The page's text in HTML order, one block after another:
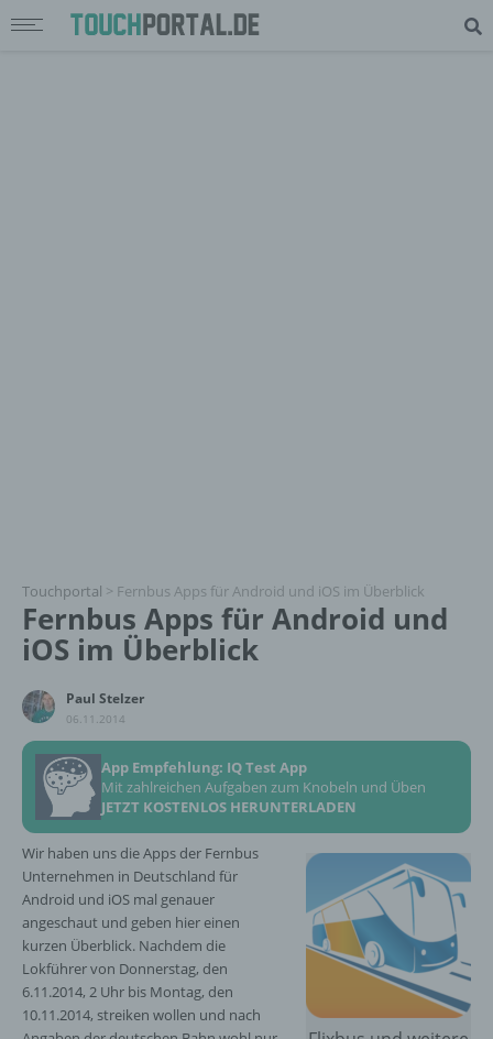
Touchportal > Fernbus Apps für Android und iOS im Überblick
Fernbus Apps für Android und
iOS im Überblick
Paul Stelzer
06.11.2014
App Empfehlung: IQ Test App
Mit zahlreichen Aufgaben zum Knobeln und Üben
JETZT KOSTENLOS HERUNTERLADEN
Wir haben uns die Apps der Fernbus
Unternehmen in Deutschland für
Android und iOS mal genauer
angeschaut und geben hier einen
kurzen Überblick. Nachdem die
Lokführer von Donnerstag, den
6.11.2014, 2 Uhr bis Montag, den
10.11.2014, streiken wollen und nach